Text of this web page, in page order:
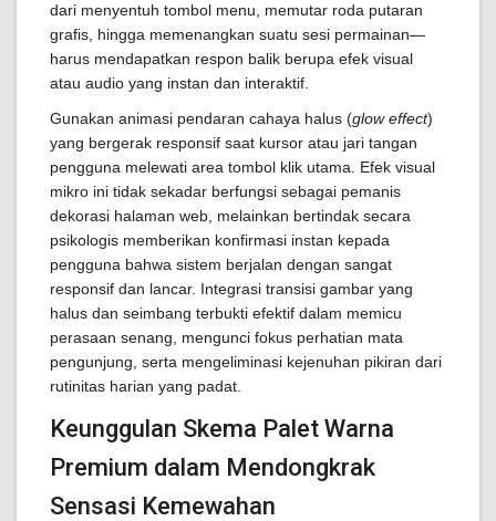
dari menyentuh tombol menu, memutar roda putaran
grafis, hingga memenangkan suatu sesi permainan—
harus mendapatkan respon balik berupa efek visual
atau audio yang instan dan interaktif.
Gunakan animasi pendaran cahaya halus (glow effect)
yang bergerak responsif saat kursor atau jari tangan
pengguna melewati area tombol klik utama. Efek visual
mikro ini tidak sekadar berfungsi sebagai pemanis
dekorasi halaman web, melainkan bertindak secara
psikologis memberikan konfirmasi instan kepada
pengguna bahwa sistem berjalan dengan sangat
responsif dan lancar. Integrasi transisi gambar yang
halus dan seimbang terbukti efektif dalam memicu
perasaan senang, mengunci fokus perhatian mata
pengunjung, serta mengeliminasi kejenuhan pikiran dari
rutinitas harian yang padat.
Keunggulan Skema Palet Warna
Premium dalam Mendongkrak
Sensasi Kemewahan